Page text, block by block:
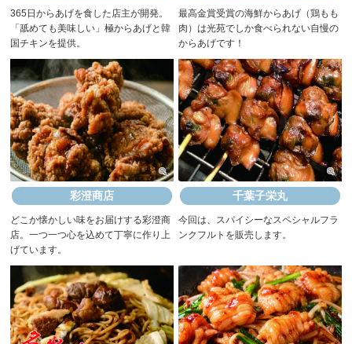
365日からあげを食した店主が開発。
「舐めても美味しい」極からあげと韓
国チキンを提供。
最高金賞受賞の海鮮からあげ（鶏もも
肉）は光苑でしか食べられない自慢の
からあげです！
彩澄商店
どこか懐かしい味をお届けする彩澄商
店。一つ一つ心を込めて丁寧に作り上
げています。
千葉子栄丸
今回は、スパイシーなスペシャルフラ
ンクフルトを販売します。